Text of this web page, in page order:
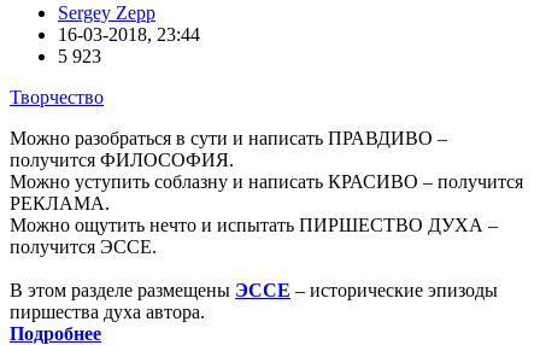
Sergey Zepp
16-03-2018, 23:44
5 923
Творчество
Можно разобраться в сути и написать ПРАВДИВО –
получится ФИЛОСОФИЯ.
Можно уступить соблазну и написать КРАСИВО – получится
РЕКЛАМА.
Можно ощутить нечто и испытать ПИРШЕСТВО ДУХА –
получится ЭССЕ.
В этом разделе размещены ЭССЕ – исторические эпизоды
пиршества духа автора.
Подробнее